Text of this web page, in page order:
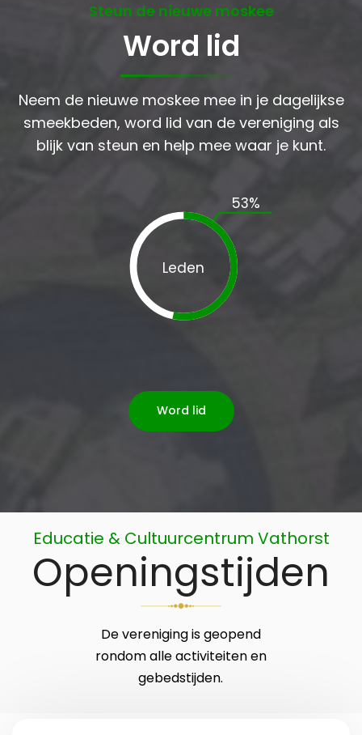
Steun de nieuwe moskee
Word lid
Neem de nieuwe moskee mee in je dagelijkse
smeekbeden, word lid van de vereniging als
blijk van steun en help mee waar je kunt.
Leden
53%
Word lid
Educatie & Cultuurcentrum Vathorst
Openingstijden
De vereniging is geopend
rondom alle activiteiten en
gebedstijden.